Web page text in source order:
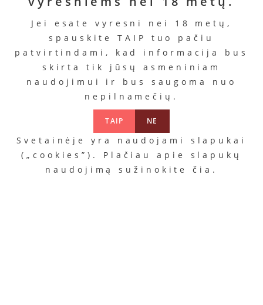
Jei esate vyresni nei 18 metų,
spauskite TAIP tuo pačiu
patvirtindami, kad informacija bus
skirta tik jūsų asmeniniam
naudojimui ir bus saugoma nuo
nepilnamečių.
TAIP NE
Svetainėje yra naudojami slapukai
(„cookies”). Plačiau apie slapukų
naudojimą sužinokitečia .